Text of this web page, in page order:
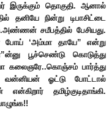
இருக்கும் தொகுதி. ஆனால்
தனியே நின்று டிபாசிட்டை
சமீபத்தில் பேசியது.
‘அம்மா தாயே” என்று
பூச்செண்டு கொடுத்து
கலைஞரே..கொஞ்சம் பார்த்து
வன்னியன் ஓட்டு போட்டால்
தமிழ்குடிதாங்கி.